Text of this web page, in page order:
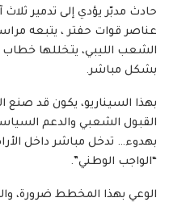
حادث مدبّر يؤدي إلى تدمير
عناصر قوات حفتر ، يتبعه
الشعب الليبي، يتخللها
بشكل مباشر.
بهذا السيناريو، يكون قد
القبول الشعبي والدعم
بهدوء… تدخل مباشر داخل
“الواجب الوطني”.
الوعي بهذا المخطط ضرورة،